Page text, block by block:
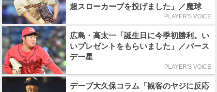
超スローカーブを投げました」／魔球
PLAYER'S VOICE
広島・高太一「誕生日に今季初勝利。い
いプレゼントをもらいました」／バース
デー星
PLAYER'S VOICE
デーブ大久保コラム「観客のヤジに反応